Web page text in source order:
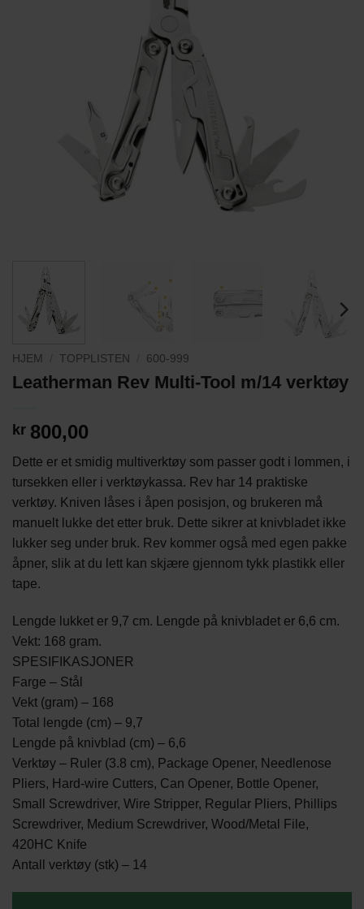
HJEM TOPPLISTEN 600-999
Leatherman Rev Multi-Tool m/14 verktøy
kr 800,00
Dette er et smidig multiverktøy som passer godt i lommen, i
tursekken eller i verktøykassa. Rev har 14 praktiske
verktøy. Kniven låses i åpen posisjon, og brukeren må
manuelt lukke det etter bruk. Dette sikrer at knivbladet ikke
lukker seg under bruk. Rev kommer også med egen pakke
åpner, slik at du lett kan skjære gjennom tykk plastikk eller
tape.
Lengde lukket er 9,7 cm. Lengde på knivbladet er 6,6 cm.
Vekt: 168 gram.
SPESIFIKASJONER
Farge – Stål
Vekt (gram) – 168
Total lengde (cm) – 9,7
Lengde på knivblad (cm) – 6,6
Verktøy – Ruler (3.8 cm), Package Opener, Needlenose
Pliers, Hard-wire Cutters, Can Opener, Bottle Opener,
Small Screwdriver, Wire Stripper, Regular Pliers, Phillips
Screwdriver, Medium Screwdriver, Wood/Metal File,
420HC Knife
Antall verktøy (stk) – 14